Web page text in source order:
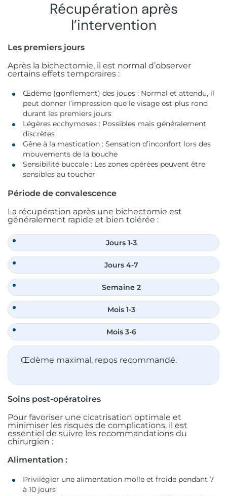
Récupération après
l’intervention
Les premiers jours
Après la bichectomie, il est normal d’observer
certains effets temporaires :
Œdème (gonflement) des joues : Normal et attendu, il
peut donner l’impression que le visage est plus rond
durant les premiers jours
Légères ecchymoses : Possibles mais généralement
discrètes
Gêne à la mastication : Sensation d’inconfort lors des
mouvements de la bouche
Sensibilité buccale : Les zones opérées peuvent être
sensibles au toucher
Période de convalescence
La récupération après une bichectomie est
généralement rapide et bien tolérée :
Jours 1-3
Jours 4-7
Semaine 2
Mois 1-3
Mois 3-6
Œdème maximal, repos recommandé.
Soins post-opératoires
Pour favoriser une cicatrisation optimale et
minimiser les risques de complications, il est
essentiel de suivre les recommandations du
chirurgien :
Alimentation :
Privilégier une alimentation molle et froide pendant 7
à 10 jours